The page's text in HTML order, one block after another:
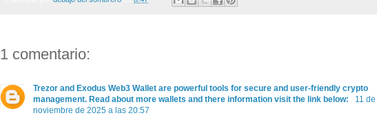
1 comentario:
Trezor and Exodus Web3 Wallet are powerful tools for secure and user-friendly crypto
management. Read about more wallets and there information visit the link below:
11 de
noviembre de 2025 a las 20:57